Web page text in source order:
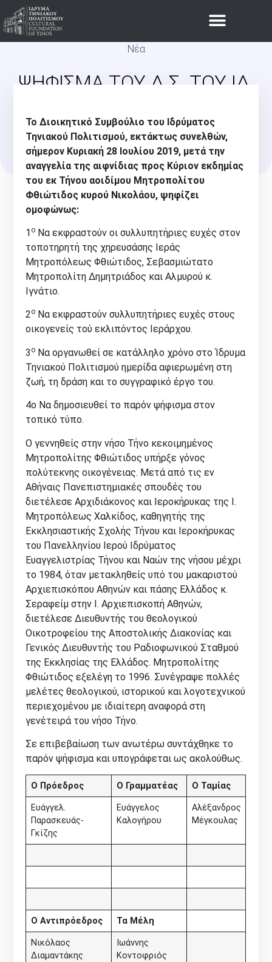
Νέα
ΨΗΦΙΣΜΑ ΤΟΥ Δ.Σ. ΤΟΥ ΙΔ.
ΓΙΑ ΤΗΝ ΕΚΔΗΜΙΑ ΤΟΥ Μ.
ΦΘΙΩΤΙΔΟΣ Κ. ΝΙΚΟΛΑΟΥ
Το Διοικητικό Συμβούλιο του Ιδρύματος
Τηνιακού Πολιτισμού, εκτάκτως συνελθών,
σήμερον Κυριακή 28 Ιουλίου 2019, μετά την
αναγγελία της αιφνίδιας προς Κύριον εκδημίας
του εκ Τήνου αοιδίμου Μητροπολίτου
Φθιώτιδος κυρού Νικολάου, ψηφίζει
ομοφώνως:
1 ο Να εκφραστούν οι συλλυπητήριες ευχές στον
τοποτηρητή της χηρευσάσης Ιεράς
Μητροπόλεως Φθιώτιδος, Σεβασμιώτατο
Μητροπολίτη Δημητριάδος και Αλμυρού κ.
Ιγνάτιο.
2ο Να εκφραστούν συλλυπητήριες ευχές στους
οικογενείς τού εκλιπόντος Ιεράρχου.
3 ο Να οργανωθεί σε κατάλληλο χρόνο στο Ίδρυμα
Τηνιακού Πολιτισμού ημερίδα αφιερωμένη στη
ζωή, τη δράση και το συγγραφικό έργο του.
4ο Να δημοσιευθεί το παρόν ψήφισμα στον
τοπικό τύπο.
Ο γεννηθείς στην νήσο Τήνο κεκοιμημένος
Μητροπολίτης Φθιώτιδος υπήρξε γόνος
πολύτεκνης οικογένειας. Μετά από τις εν
Αθήναις Πανεπιστημιακές σπουδές του
διετέλεσε Αρχιδιάκονος και Ιεροκήρυκας της Ι.
Μητροπόλεως Χαλκίδος, καθηγητής της
Εκκλησιαστικής Σχολής Τήνου και Ιεροκήρυκας
του Πανελληνίου Ιερού Ιδρύματος
Ευαγγελιστρίας Τήνου και Ναών της νήσου μέχρι
το 1984, όταν μετακληθείς υπό του μακαριστού
Αρχιεπισκόπου Αθηνών και πάσης Ελλάδος κ.
Σεραφείμ στην Ι. Αρχιεπισκοπή Αθηνών,
διετέλεσε Διευθυντής του θεολογικού
Οικοτροφείου της Αποστολικής Διακονίας και
Γενικός Διευθυντής του Ραδιοφωνικού Σταθμού
της Εκκλησίας της Ελλάδος. Μητροπολίτης
Φθιώτιδος εξελέγη το 1996. Συνέγραψε πολλές
μελέτες θεολογικού, ιστορικού και λογοτεχνικού
περιεχομένου με ιδιαίτερη αναφορά στη
γενέτειρά του νήσο Τήνο.
Σε επιβεβαίωση των ανωτέρω συντάχθηκε το
παρόν ψήφισμα και υπογράφεται ως ακολούθως.
Ο Πρόεδρος Ο Γραμματέας Ο Ταμίας
Ευάγγελ.
Παρασκευάς-
Γκίζης
Ευάγγελος
Καλογήρου
Αλέξανδρος
Μέγκουλας
Ο Αντιπρόεδρος Τα Μέλη
Νικόλαος
Διαμαντάκης
Ιωάννης
Κοντοφριός